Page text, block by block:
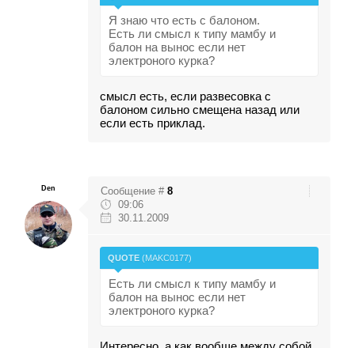
Я знаю что есть с балоном.
Есть ли смысл к типу мамбу и
балон на вынос если нет
электроного курка?
смысл есть, если развесовка с
балоном сильно смещена назад или
если есть приклад.
Den Сообщение # 8
09:06
30.11.2009
QUOTE (MAKC0177)
Есть ли смысл к типу мамбу и
балон на вынос если нет
электроного курка?